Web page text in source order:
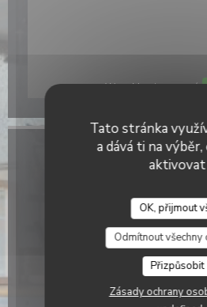
Tato stránka
a dává ti na výběr,
aktivovat
OK, přijmout
Odmítnout všechny
Přizpůsobit
Zásady ochrany
Waze Map je vypnutý.
Obecné
fresh
Služby
, Air Conditioning,
Platební
Without contact, Eurocard/